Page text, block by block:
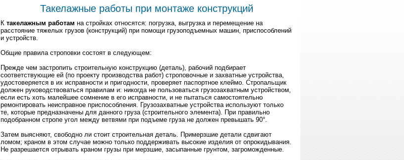
Такелажные работы при монтаже конструкций
К такелажным работам на стройках относятся: погрузка, выгрузка и перемещение на
расстояние тяжелых грузов (конструкций) при помощи грузоподъемных машин, приспособлений
и устройств.
Общие правила строповки состоят в следующем:
Прежде чем застропить строительную конструкцию (деталь), рабочий подбирает
соответствующие ей (по проекту производства работ) строповочные и захватные устройства,
удостоверяется в их исправности и пригодности, проверяет паспортное клеймо. Стропальщик
должен руководствоваться правилам и: никогда не пользоваться грузозахватным устройством,
если есть хоть малейшее сомнение в его исправности, и не пытаться самостоятельно
ремонтировать неисправное приспособления. Грузозахватные устройства используют только
те, которые предназначены для данного груза (строительного элемента). При правильно
подобранном стропе угол между ветвями при подъеме груза не должен превышать 90°.
Затем выясняют, свободно ли стоит строительная деталь. Примерзшие детали сдвигают
ломом; краном в этом случае можно только поддерживать высокие изделия от опрокидывания.
Не разрешается отрывать краном грузы при мерзшие, засыпанные грунтом, загроможденные.